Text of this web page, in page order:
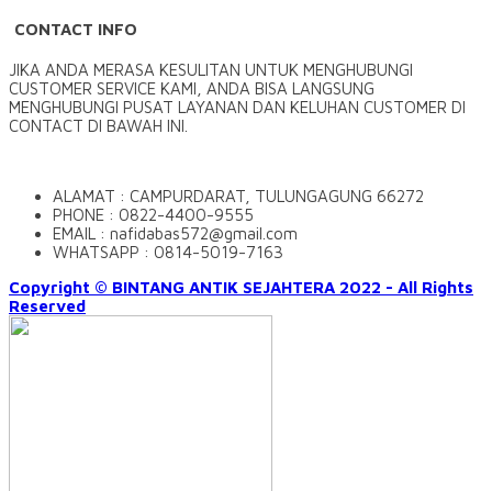
CONTACT INFO
JIKA ANDA MERASA KESULITAN UNTUK MENGHUBUNGI
CUSTOMER SERVICE KAMI, ANDA BISA LANGSUNG
MENGHUBUNGI PUSAT LAYANAN DAN KELUHAN CUSTOMER DI
CONTACT DI BAWAH INI.
ALAMAT : CAMPURDARAT, TULUNGAGUNG 66272
PHONE : 0822-4400-9555
EMAIL : nafidabas572@gmail.com
WHATSAPP : 0814-5019-7163
Copyright © BINTANG ANTIK SEJAHTERA 2022 - All Rights
Reserved